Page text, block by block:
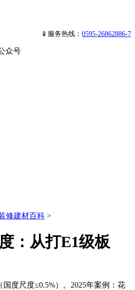
📱服务热线： 0595-26862886-7
修建材百科 >
：从打E1级板
度尺度≤0.5%）。2025年案例：花